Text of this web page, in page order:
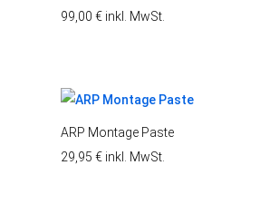
99,00€ inkl. MwSt.
ARP Montage Paste
29,95€ inkl. MwSt.